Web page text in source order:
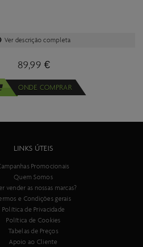
são meramente ilustrativas.
Ver descrição completa
89,99 €
ONDE COMPRAR
LINKS ÚTEIS
Promocionais
Quem Somos
vender as nossas marcas?
e Condições gerais
Política de Privacidade
Política de Cookies
Tabelas de Preços
Apoio ao Cliente